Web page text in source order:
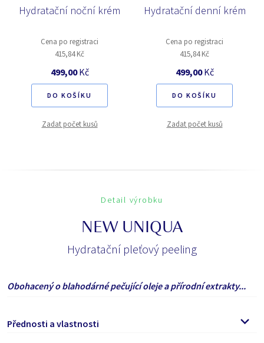
Hydratační noční krém
Cena po registraci
415,84 Kč
499,00Kč
DO KOŠÍKU
Zadat počet kusů
Hydratační denní krém
Cena po registraci
415,84 Kč
499,00Kč
DO KOŠÍKU
Zadat počet kusů
Detail výrobku
NEW UNIQUA
Hydratační pleťový peeling
Obohacený o blahodárné pečující oleje a přírodní extrakty...
Přednosti a vlastnosti